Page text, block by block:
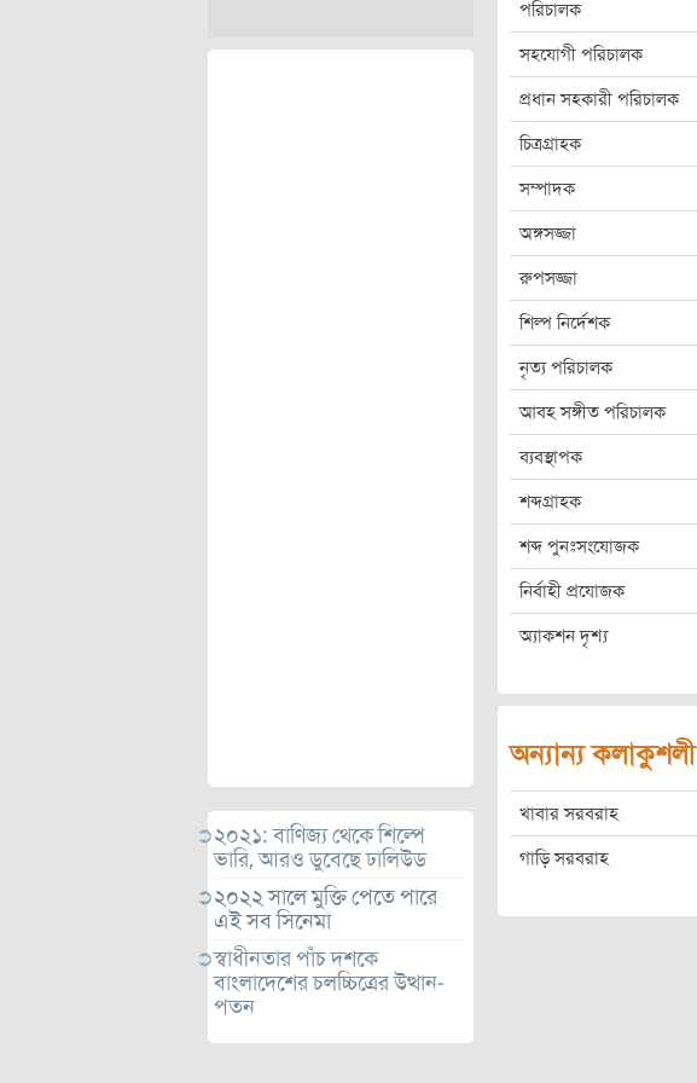
২০২১: বাণিজ্য থেকে শিল্পে
ভারি, আরও ডুবেছে ঢালিউড
২০২২ সালে মুক্তি পেতে পারে
এই সব সিনেমা
স্বাধীনতার পাঁচ দশকে
বাংলাদেশের চলচ্চিত্রের উত্থান-
পতন
পরিচালক
সহযোগী পরিচালক
প্রধান সহকারী পরিচালক
চিত্রগ্রাহক
সম্পাদক
অঙ্গসজ্জা
রুপসজ্জা
শিল্প নির্দেশক
নৃত্য পরিচালক
আবহ সঙ্গীত পরিচালক
ব্যবস্থাপক
শব্দগ্রাহক
শব্দ পুনঃসংযোজক
নির্বাহী প্রযোজক
অ্যাকশন দৃশ্য
অন্যান্য কলাকুশলী
খাবার সরবরাহ
গাড়ি সরবরাহ